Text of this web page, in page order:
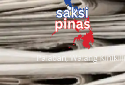
Palaban, Walang